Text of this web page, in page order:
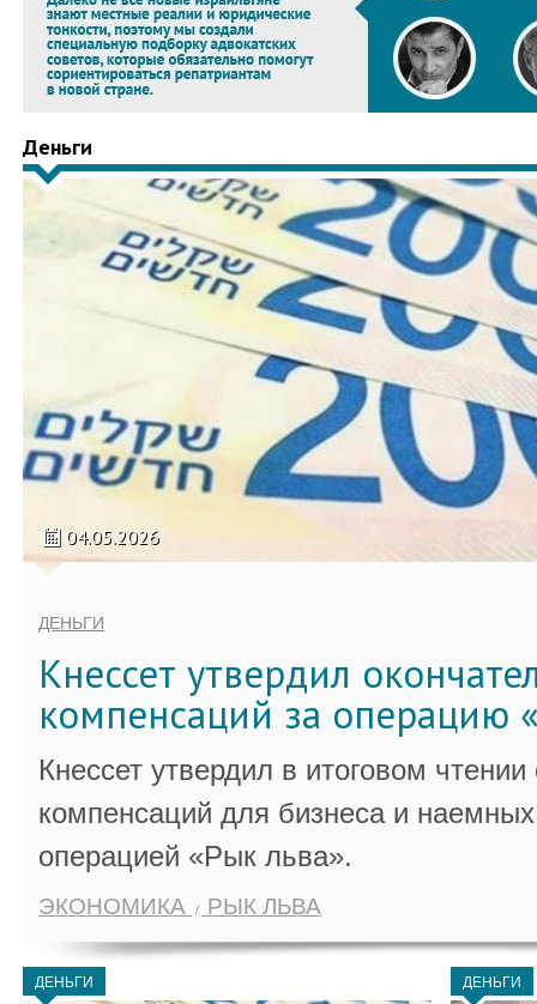
Деньги
04.05.2026
ДЕНЬГИ
Кнессет утвердил
компенсаций за операцию
Кнессет утвердил в итоговом
компенсаций для бизнеса и
операцией «Рык льва».
ЭКОНОМИКА РЫК ЛЬВА
ДЕНЬГИ ДЕНЬГИ